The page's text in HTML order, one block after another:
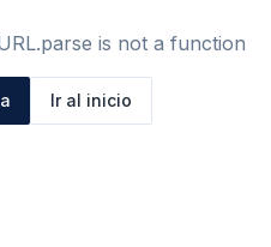
is not a function
Ir al inicio